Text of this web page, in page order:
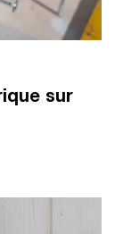
sur